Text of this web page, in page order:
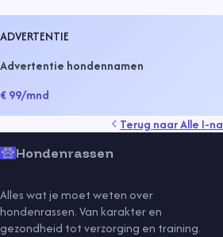
ADVERTENTIE
Advertentie hondennamen
€ 99/mnd
Terug naarAlle I-
Hondenrassen
Alles wat je moet weten over
hondenrassen. Van karakter en
gezondheid tot verzorging en training.